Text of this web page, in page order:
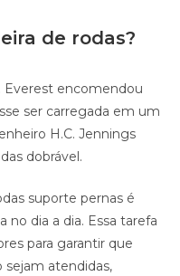
de rodas?
Everest encomendou
ser carregada em um
H.C. Jennings
dobrável.
suporte pernas é
no dia a dia. Essa tarefa
para garantir que
sejam atendidas,